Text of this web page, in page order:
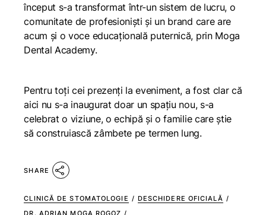
început s-a transformat într-un sistem de lucru, o
comunitate de profesioniști și un brand care are
acum și o voce educațională puternică, prin Moga
Dental Academy.
Pentru toți cei prezenți la eveniment, a fost clar că
aici nu s-a inaugurat doar un spațiu nou, s-a
celebrat o viziune, o echipă și o familie care știe
să construiască zâmbete pe termen lung.
SHARE
CLINICĂ DE STOMATOLOGIE / DESCHIDERE OFICIALĂ /
DR. ADRIAN MOGA ROGOZ /